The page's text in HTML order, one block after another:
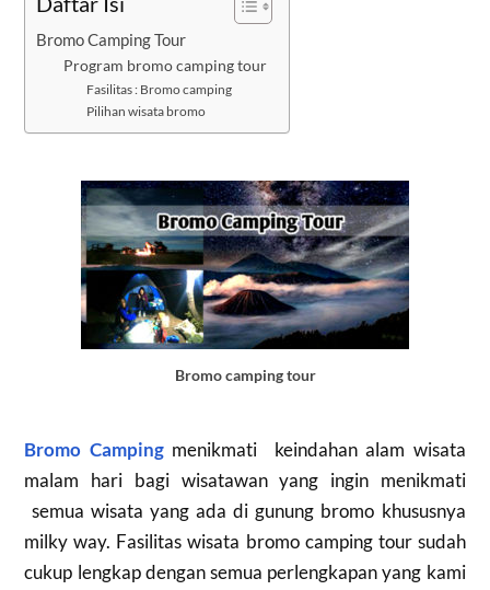
Bromo Camping Tour
Program bromo camping tour
Fasilitas : Bromo camping
Pilihan wisata bromo
Bromo camping tour
Bromo Campingmenikmati keindahan alam wisata
malam hari bagi wisatawan yang ingin menikmati
semua wisata yang ada di gunung bromo khususnya
milky way. Fasilitas wisata bromo camping tour sudah
cukup lengkap dengan semua perlengkapan yang kami